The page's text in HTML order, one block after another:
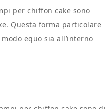
per chiffon cake sono
Questa forma particolare
equo sia all’interno